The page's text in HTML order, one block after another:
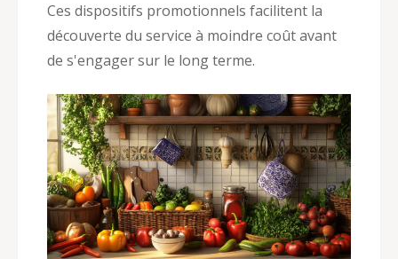
Ces dispositifs promotionnels facilitent la
découverte du service à moindre coût avant
de s'engager sur le long terme.